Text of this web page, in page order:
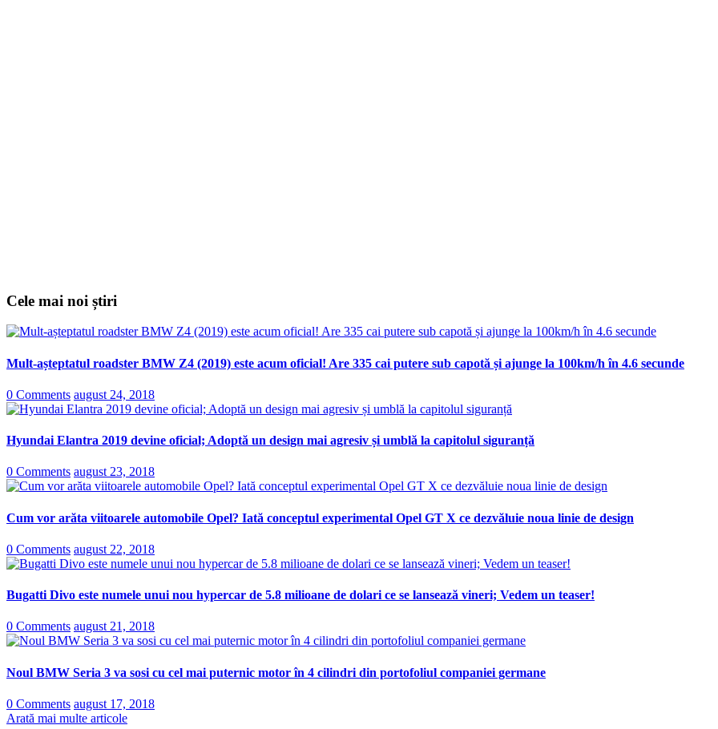
Cele mai noi știri
Mult-așteptatul roadster BMW Z4 (2019) este acum oficial! Are 335 cai putere sub capotă și ajunge la 100km/h în 4.6 secunde
0 Comments august 24, 2018
Hyundai Elantra 2019 devine oficial; Adoptă un design mai agresiv și umblă la capitolul siguranță
0 Comments august 23, 2018
Cum vor arăta viitoarele automobile Opel? Iată conceptul experimental Opel GT X ce dezvăluie noua linie de design
0 Comments august 22, 2018
Bugatti Divo este numele unui nou hypercar de 5.8 milioane de dolari ce se lansează vineri; Vedem un teaser!
0 Comments august 21, 2018
Noul BMW Seria 3 va sosi cu cel mai puternic motor în 4 cilindri din portofoliul companiei germane
0 Comments august 17, 2018
Arată mai multe articole